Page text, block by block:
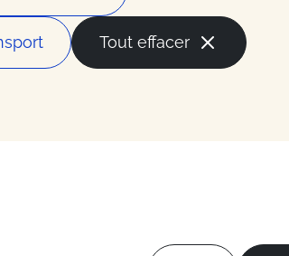
Tout effacer